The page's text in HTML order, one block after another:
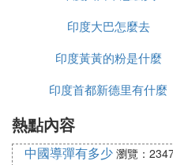
4、由於伊朗等中東地區
即便是強悍的蘇聯，也
①盡管沙俄幅員遼闊，兵
強，這也是英法等國施
的舉動意味著沙皇俄羅斯
②沙皇統治的俄羅斯不得
印度大巴怎麼去
印度黃黃的粉是什麼
印度首都新德里有什麼
熱點內容
中國導彈有多少 瀏覽：